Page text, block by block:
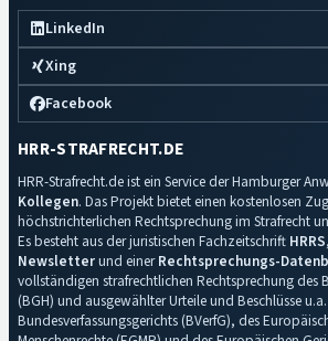
LinkedIn
Xing
Facebook
HRR-STRAFRECHT.DE
HRR-Strafrecht.de ist ein Service der Hamburger
Kollegen. Das Projekt bietet einen kostenlosen
höchstrichterlichen Rechtsprechung im Strafrecht
Es besteht aus der juristischen Fachzeitschrift HRRS
Newsletterund einerRechtsprechungs-
vollständigen strafrechtlichen Rechtsprechung des
(BGH) und ausgewählter Urteile und Beschlüsse
Bundesverfassungsgerichts (BVerfG), des